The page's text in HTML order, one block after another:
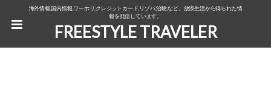
海外情報,国内情報,ワーホリ,クレジットカード,リゾバ,治験,など。放浪生活から得られた情
報を発信しています。
FREESTYLE TRAVELER